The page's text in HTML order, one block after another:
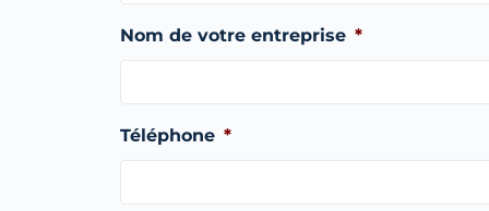
Nom de votre entreprise *
Téléphone *